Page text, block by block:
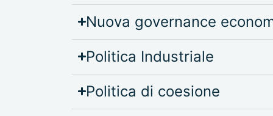
Nuova governance
Politica Industriale
Politica di coesione